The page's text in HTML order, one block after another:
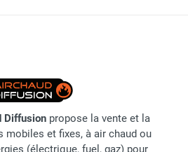
Diffusion propose la vente et la
mobiles et fixes, à air chaud ou
(électrique, fuel, gaz) pour